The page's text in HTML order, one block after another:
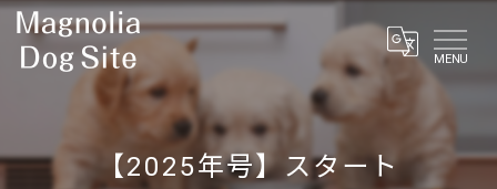
MENU
【2025年号】スタート